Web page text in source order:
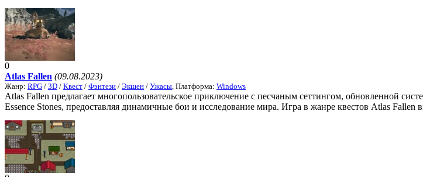
0
Atlas Fallen (09.08.2023)
Жанр: RPG / 3D / Квест / Фэнтези / Экшен / Ужасы , Платформа: Windows
Atlas Fallen предлагает многопользовательское приключение с песчаным сеттингом, обновленной
Essence Stones, предоставляя динамичные бои и исследование мира. Игра в жанре квестов Atlas Fallen